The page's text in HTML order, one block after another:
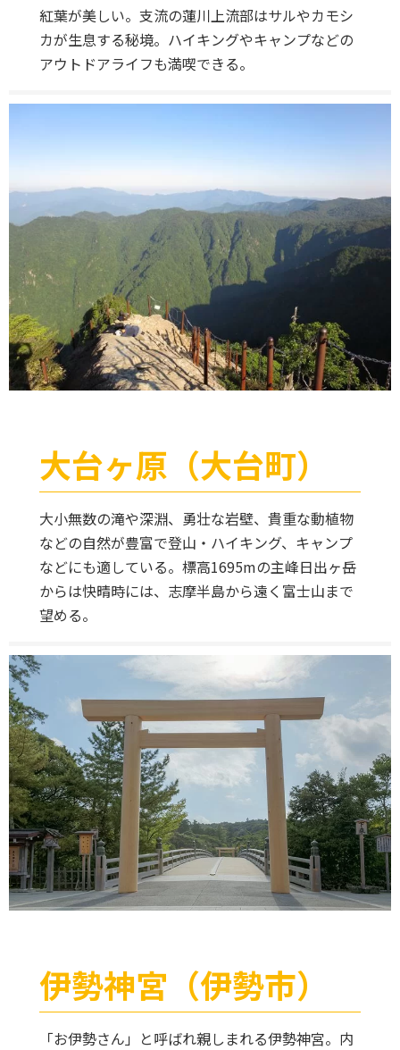
紅葉が美しい。支流の蓮川上流部はサルやカモシ
カが生息する秘境。ハイキングやキャンプなどの
アウトドアライフも満喫できる。
大台ヶ原（大台町）
大小無数の滝や深淵、勇壮な岩壁、貴重な動植物
などの自然が豊富で登山・ハイキング、キャンプ
などにも適している。標高1695mの主峰日出ヶ岳
からは快晴時には、志摩半島から遠く富士山まで
望める。
伊勢神宮（伊勢市）
「お伊勢さん」と呼ばれ親しまれる伊勢神宮。内